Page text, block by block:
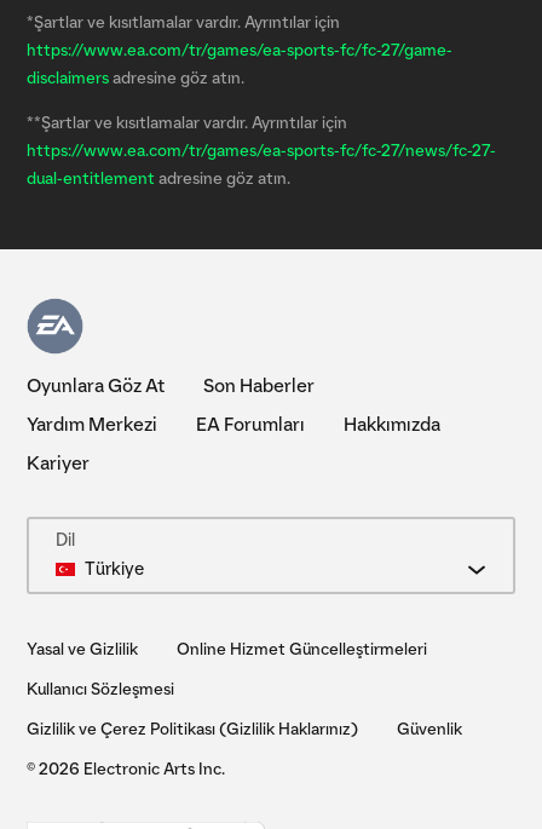
*Şartlar ve kısıtlamalar vardır. Ayrıntılar için
https://www.ea.com/tr/games/ea-sports-fc/fc-27/game-
disclaimers adresine göz atın.
**Şartlar ve kısıtlamalar vardır. Ayrıntılar için
https://www.ea.com/tr/games/ea-sports-fc/fc-27/news/fc-27-
dual-entitlement adresine göz atın.